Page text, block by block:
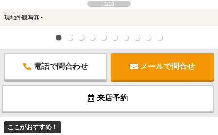
1/10
現地外観写真 -
電話で問合わせ メールで問合せ
来店予約
ここがおすすめ！